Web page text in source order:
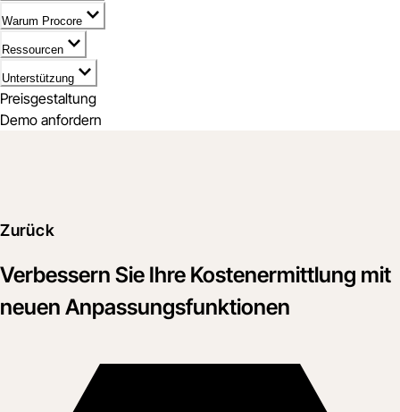
Warum Procore
Ressourcen
Unterstützung
Preisgestaltung
Demo anfordern
Zurück
Verbessern Sie Ihre Kostenermittlung mit
neuen Anpassungsfunktionen